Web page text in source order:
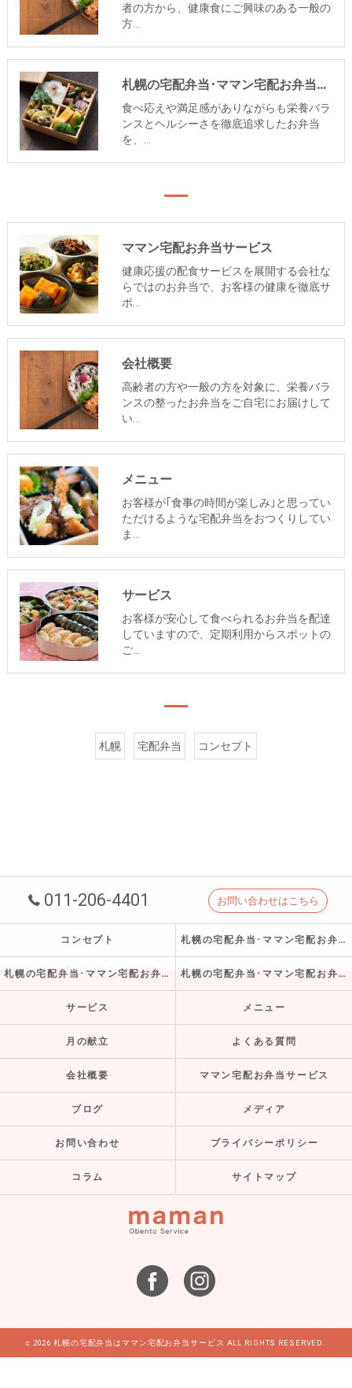
者の方から、健康食にご興味のある一般の
方…
札幌の宅配弁当･ママン宅配お弁当サービスのお客様の声
食べ応えや満足感がありながらも栄養バラ
ンスとヘルシーさを徹底追求したお弁当
を、…
ママン宅配お弁当サービス
健康応援の配食サービスを展開する会社な
らではのお弁当で、お客様の健康を徹底サ
ポ…
会社概要
高齢者の方や一般の方を対象に、栄養バラ
ンスの整ったお弁当をご自宅にお届けして
い…
メニュー
お客様が｢食事の時間が楽しみ｣と思ってい
ただけるような宅配弁当をおつくりしてい
ま…
サービス
お客様が安心して食べられるお弁当を配達
していますので、定期利用からスポットの
ご…
札幌 宅配弁当 コンセプト
011-206-4401 お問い合わせはこちら
コンセプト 札幌の宅配弁当･ママン宅配お弁当サービスの口コミ情報
札幌の宅配弁当･ママン宅配お弁当サービスの評判 札幌の宅配弁当･ママン宅配お弁当サービスのお客様の声
サービス メニュー
月の献立 よくある質問
会社概要 ママン宅配お弁当サービス
ブログ メディア
お問い合わせ プライバシーポリシー
コラム サイトマップ
c 2026 札幌の宅配弁当はママン宅配お弁当サービス ALL RIGHTS RESERVED.